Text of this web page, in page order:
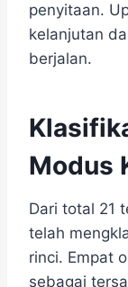
penyitaan.​
kelanjutan
berjalan.
Modus
Dari total 21
telah
rinci. Empat
sebagai